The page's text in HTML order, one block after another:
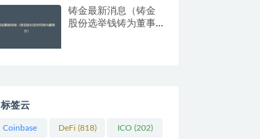
铸金最新消息（铸金
股份选举钱铸为董事
标签云
Coinbase DeFi (818) ICO (202)